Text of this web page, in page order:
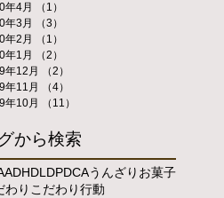
年4月
（1）
年3月
（3）
年2月
（1）
年1月
（2）
年12月
（2）
年11月
（4）
年10月
（11）
から検索
ADHDLDPDCAうんざり お菓子
わり こだわり行動